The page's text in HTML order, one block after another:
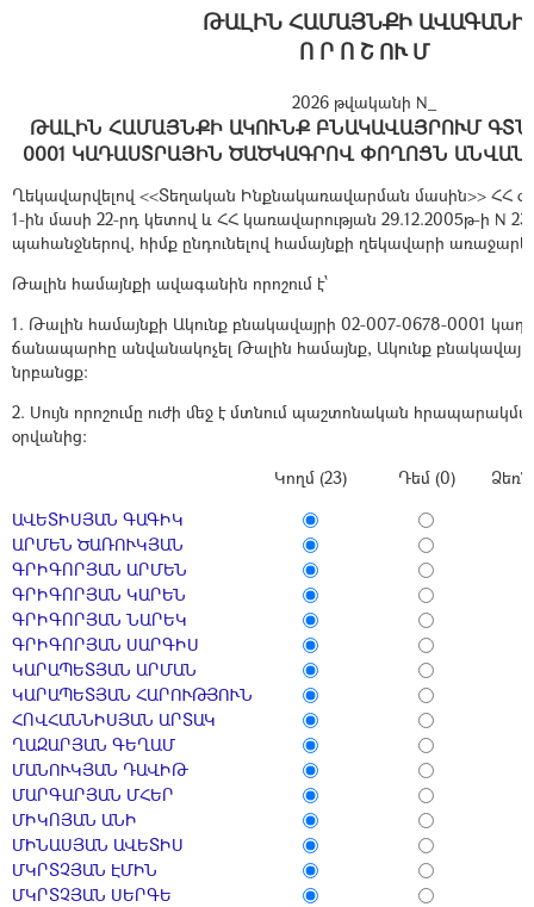
ԹԱԼԻՆ ՀԱՄԱՅՆՔԻ ԱՎԱԳԱՆԻ
Ո Ր Ո Շ ՈՒ Մ
2026 թվականի N_
ԹԱԼԻՆ ՀԱՄԱՅՆՔԻ ԱԿՈՒՆՔ ԲՆԱԿԱՎԱՅՐՈՒՄ
0001 ԿԱԴԱՍՏՐԱՅԻՆ ԾԱԾԿԱԳՐՈՎ ՓՈՂՈՑՆ
Ղեկավարվելով <<Տեղական Ինքնակառավարման մասին>> ՀՀ
1-ին մասի 22-րդ կետով և ՀՀ կառավարության 29.12.2005թ-ի N
պահանջներով, հիմք ընդունելով համայնքի ղեկավարի
Թալին համայնքի ավագանին որոշում է՝
1. Թալին համայնքի Ակունք բնակավայրի 02-007-0678-0001
ճանապարհը անվանակոչել Թալին համայնք, Ակունք
նրբանցք։
2. Սույն որոշումը ուժի մեջ է մտնում պաշտոնական
օրվանից։
Կողմ (23)
Դեմ (0)
ԱՎԵՏԻՍՅԱՆ ԳԱԳԻԿ
ԱՐՄԵՆ ԾԱՌՈՒԿՅԱՆ
ԳՐԻԳՈՐՅԱՆ ԱՐՄԵՆ
ԳՐԻԳՈՐՅԱՆ ԿԱՐԵՆ
ԳՐԻԳՈՐՅԱՆ ՆԱՐԵԿ
ԳՐԻԳՈՐՅԱՆ ՍԱՐԳԻՍ
ԿԱՐԱՊԵՏՅԱՆ ԱՐՄԱՆ
ԿԱՐԱՊԵՏՅԱՆ ՀԱՐՈՒԹՅՈՒՆ
ՀՈՎՀԱՆՆԻՍՅԱՆ ԱՐՏԱԿ
ՂԱԶԱՐՅԱՆ ԳԵՂԱՄ
ՄԱՆՈՒԿՅԱՆ ԴԱՎԻԹ
ՄԱՐԳԱՐՅԱՆ ՄՀԵՐ
ՄԻԿՈՅԱՆ ԱՆԻ
ՄԻՆԱՍՅԱՆ ԱՎԵՏԻՍ
ՄԿՐՏՉՅԱՆ ԷՄԻՆ
ՄԿՐՏՉՅԱՆ ՍԵՐԳԵ